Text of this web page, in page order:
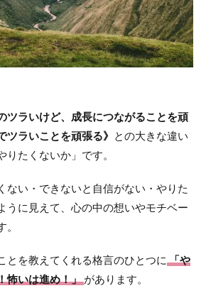
ツラいけど、成長につながることを頑
ツラいことを頑張る》 との大きな違い
りたくないか」です。
ない・できないと自信がない・やりた
うに見えて、心の中の想いやモチベー
。
とを教えてくれる格言のひとつに 「や
怖いは進め！」があります。